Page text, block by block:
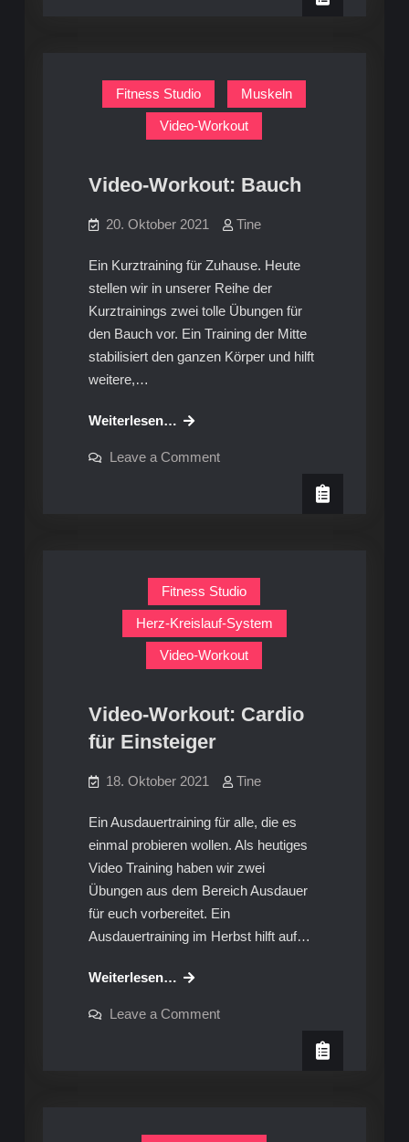
Fitness Studio Muskeln
Video-Workout
Video-Workout: Bauch
20. Oktober 2021 Tine
Ein Kurztraining für Zuhause. Heute
stellen wir in unserer Reihe der
Kurztrainings zwei tolle Übungen für
den Bauch vor. Ein Training der Mitte
stabilisiert den ganzen Körper und hilft
weitere,…
Weiterlesen… Video-
Bauch
Leave a Commenton
Fitness Studio
Herz-Kreislauf-System
Video-Workout
Video-Workout: Cardio
für Einsteiger
18. Oktober 2021 Tine
Ein Ausdauertraining für alle, die es
einmal probieren wollen. Als heutiges
Video Training haben wir zwei
Übungen aus dem Bereich Ausdauer
für euch vorbereitet. Ein
Ausdauertraining im Herbst hilft auf…
Weiterlesen… Video-
Cardio
Leave a Commenton